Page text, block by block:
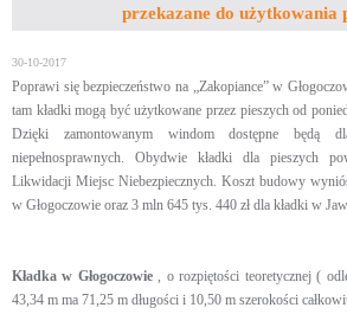
przekazane do użytkowania
30-10-2017
Poprawi się bezpieczeństwo na „Zakopiance” w
tam kładki mogą być użytkowane przez pieszych od
Dzięki zamontowanym windom dostępne będą
niepełnosprawnych. Obydwie kładki dla pieszych
Likwidacji Miejsc Niebezpiecznych. Koszt budowy
w Głogoczowie oraz 3 mln 645 tys. 440 zł dla kładki w
Kładka w Głogoczowie, o rozpiętości teoretycznej (
43,34 m ma 71,25 m długości i 10,50 m szerokości